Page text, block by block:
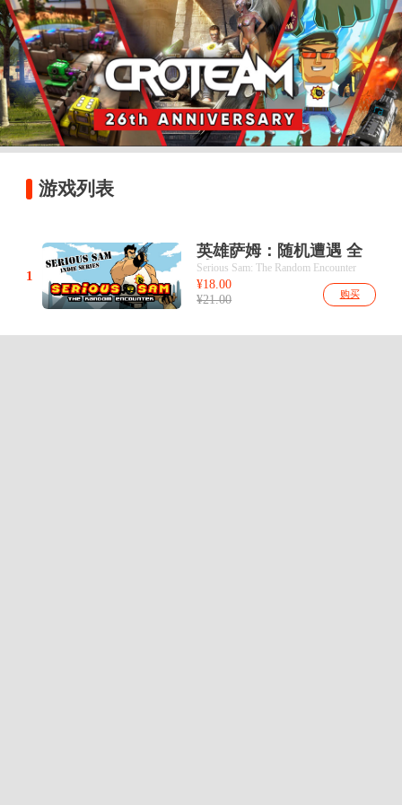
游戏列表
1
英雄萨姆：随机遭遇 全
球版Key
Serious Sam: The Random Encounter
¥18.00
¥21.00
购买